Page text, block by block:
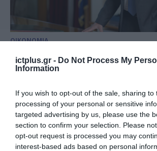
ictplus.gr - Do Not Process My
Information
If you wish to opt-out of the sale, sharing to
processing of your personal or sensitive
targeted advertising by us, please use the
section to confirm your selection. Please
opt-out request is processed you may
interest-based ads based on personal
ΟΙΚΟΝΟΜΙΑ
ΕΒΕΠ: «Ενεργοποίηση
πλαφόν για τη
κόστος»
11.03.2026